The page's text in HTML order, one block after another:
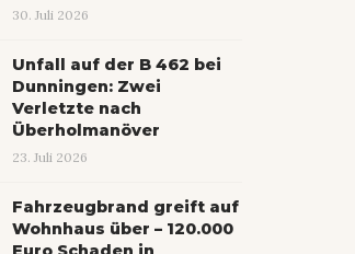
30. Juli 2026
Unfall auf der B 462 bei
Dunningen: Zwei
Verletzte nach
Überholmanöver
23. Juli 2026
Fahrzeugbrand greift auf
Wohnhaus über – 120.000